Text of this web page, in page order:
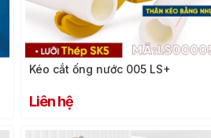
Kéo cắt ống nước 005 LS+
Liên hệ